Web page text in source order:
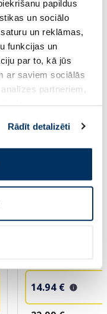
papildus
un sociālo
un reklāmas,
funkcijas un
par to, kā jūs
ar saviem sociālās
partneriem,
sīkdatņu
izvēli:
Rādīt detalizēti
Standarta cena: 5.49 €
☀️
-35%
14.94 €